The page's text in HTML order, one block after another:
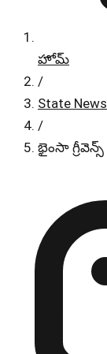
హోమ్
/
State News
/
భైంసా